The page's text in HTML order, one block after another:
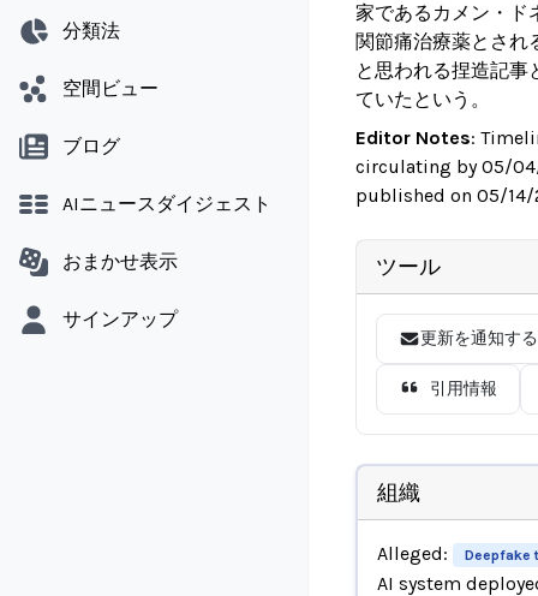
分類法
空間ビュー
ブログ
AIニュースダイジェスト
おまかせ表示
サインアップ
家であるカメン・ド
関節痛治療薬とされ
と思われる捏造記事
ていたという。
Editor Notes:
circulating by 05/
published on 05/14/
ツール
更新を通知する
引用情報
組織
Alleged: Deepfake
AI system